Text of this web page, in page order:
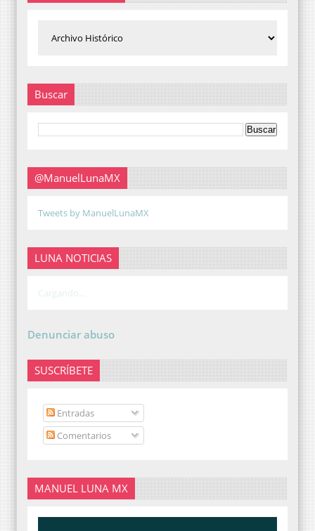
Buscar
@ManuelLunaMX
Tweets by ManuelLunaMX
LUNA NOTICIAS
Cargando...
Denunciar abuso
SUSCRÍBETE
Entradas
Comentarios
MANUEL LUNA MX